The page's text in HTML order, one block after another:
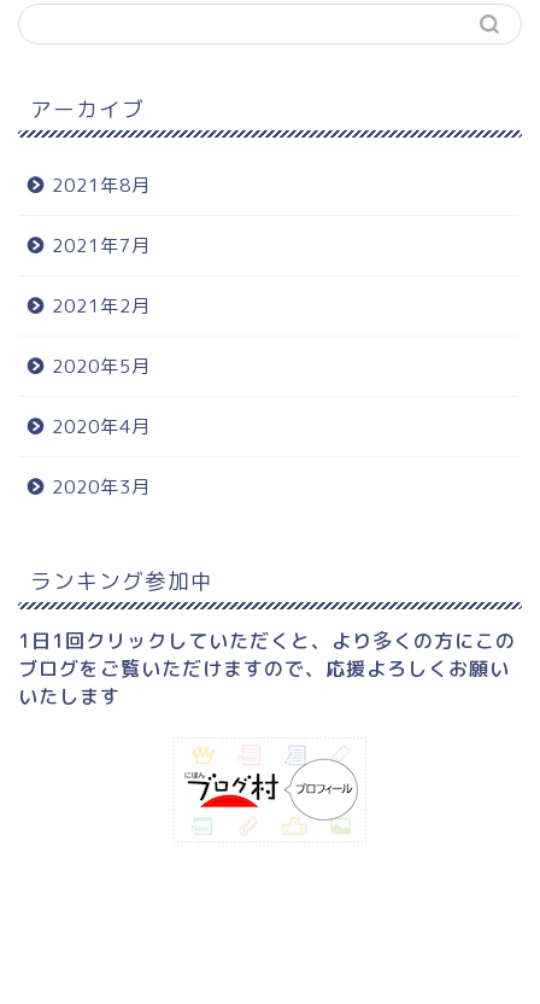
アーカイブ
2021年8月
2021年7月
2021年2月
2020年5月
2020年4月
2020年3月
ランキング参加中
1日1回クリックしていただくと、より多くの方にこの
ブログをご覧いただけますので、応援よろしくお願い
いたします